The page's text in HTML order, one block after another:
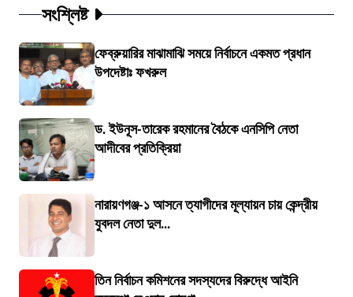
সংশ্লিষ্ট
ফেব্রুয়ারির মাঝামাঝি সময়ে নির্বাচনে একমত প্রধান
উপদেষ্টাঃ ফখরুল
ড. ইউনূস-তারেক রহমানের বৈঠকে এনসিপি নেতা
আদীবের প্রতিক্রিয়া
নারায়ণগঞ্জ-১ আসনে ত্যাগীদের মূল্যায়ন চায় কেন্দ্রীয়
যুবদল নেতা দুল...
তিন নির্বাচন কমিশনের সদস্যদের বিরুদ্ধে আইনি